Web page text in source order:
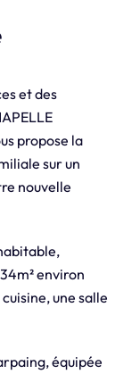
et des
propose la
sur un
nouvelle
environ
une salle
équipée